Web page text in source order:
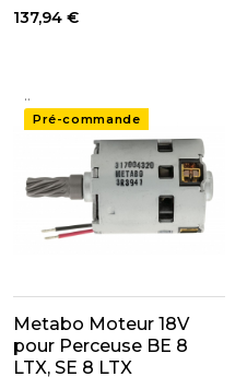
137,94 €
..
Pré-commande
Metabo Moteur 18V
pour Perceuse BE 8
LTX, SE 8 LTX